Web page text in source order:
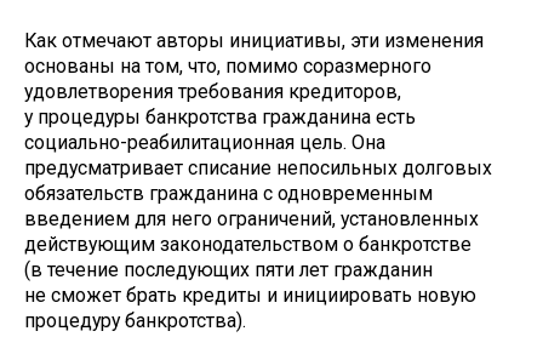
Как отмечают авторы инициативы, эти изменения
основаны на том, что, помимо соразмерного
удовлетворения требования кредиторов,
у процедуры банкротства гражданина есть
социально-реабилитационная цель. Она
предусматривает списание непосильных долговых
обязательств гражданина с одновременным
введением для него ограничений, установленных
действующим законодательством о банкротстве
(в течение последующих пяти лет гражданин
не сможет брать кредиты и инициировать новую
процедуру банкротства).